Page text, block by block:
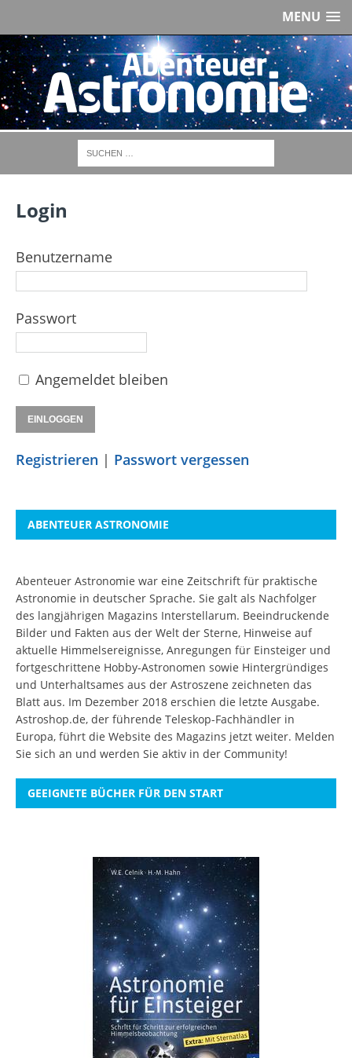
MENU
Login
Benutzername
Passwort
Angemeldet bleiben
Registrieren | Passwort vergessen
ABENTEUER ASTRONOMIE
Abenteuer Astronomie war eine Zeitschrift für praktische
Astronomie in deutscher Sprache. Sie galt als Nachfolger
des langjährigen Magazins Interstellarum. Beeindruckende
Bilder und Fakten aus der Welt der Sterne, Hinweise auf
aktuelle Himmelsereignisse, Anregungen für Einsteiger und
fortgeschrittene Hobby-Astronomen sowie Hintergründiges
und Unterhaltsames aus der Astroszene zeichneten das
Blatt aus. Im Dezember 2018 erschien die letzte Ausgabe.
Astroshop.de, der führende Teleskop-Fachhändler in
Europa, führt die Website des Magazins jetzt weiter. Melden
Sie sich an und werden Sie aktiv in der Community!
GEEIGNETE BÜCHER FÜR DEN START